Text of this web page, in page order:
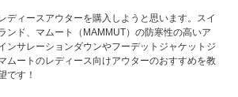
ディースアウターを購入しようと思います。スイ
ンド、マムート（MAMMUT）の防寒性の高いア
ンサレーションダウンやフーデットジャケットジ
ムートのレディース向けアウターのおすすめを教
です！